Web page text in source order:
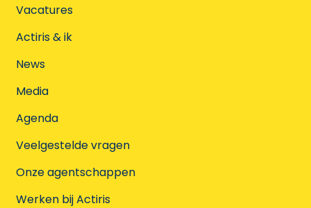
Vacatures
Actiris & ik
News
Media
Agenda
Veelgestelde vragen
Onze agentschappen
Werken bij Actiris